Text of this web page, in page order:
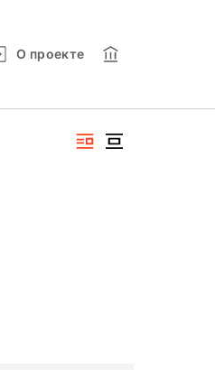
О проекте